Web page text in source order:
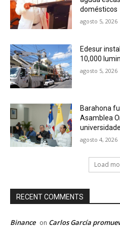
domésticos
agosto 5, 2026
Edesur
10,000
agosto 5, 2026
Barahona
Asamblea
agosto 4, 2026
Load
RECENT COMMENTS
Binance on Carlos García